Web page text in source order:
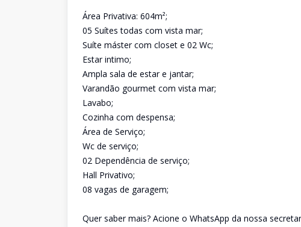
Área Privativa: 604m²;
05 Suítes todas com vista mar;
Suíte máster com closet e 02 Wc;
Estar intimo;
Ampla sala de estar e jantar;
Varandão gourmet com vista mar;
Lavabo;
Cozinha com despensa;
Área de Serviço;
Wc de serviço;
02 Dependência de serviço;
Hall Privativo;
08 vagas de garagem;
Quer saber mais? Acione o WhatsApp da nossa